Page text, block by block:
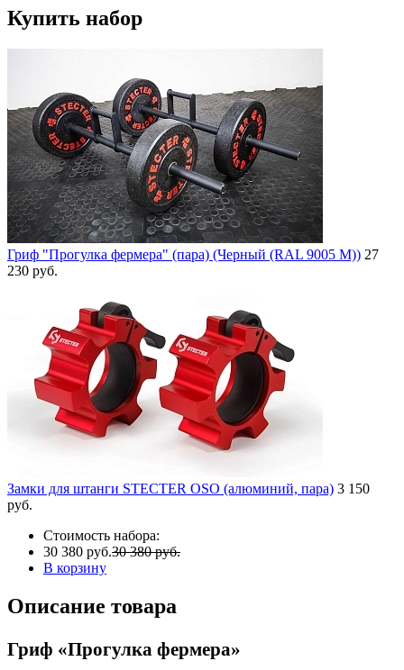
Купить набор
Гриф "Прогулка фермера" (пара) (Черный (RAL 9005 М)) 27
230 руб.
Замки для штанги STECTER OSO (алюминий, пара) 3 150
руб.
Стоимость набора:
30 380 руб.30 380 руб.
В корзину
Описание товара
Гриф «Прогулка фермера»